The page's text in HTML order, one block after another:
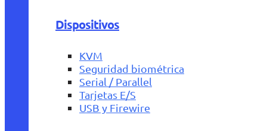
Dispositivos
KVM
Seguridad biométrica
Serial / Parallel
Tarjetas E/S
USB y Firewire